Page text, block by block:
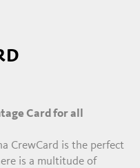
Card for all
CrewCard is the perfect
is a multitude of